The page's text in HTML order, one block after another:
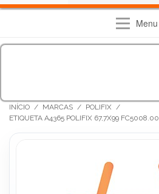
Menu
INÍCIO / MARCAS / POLIFIX /
ETIQUETA A4365 POLIFIX 67,7X99 FC5008.00